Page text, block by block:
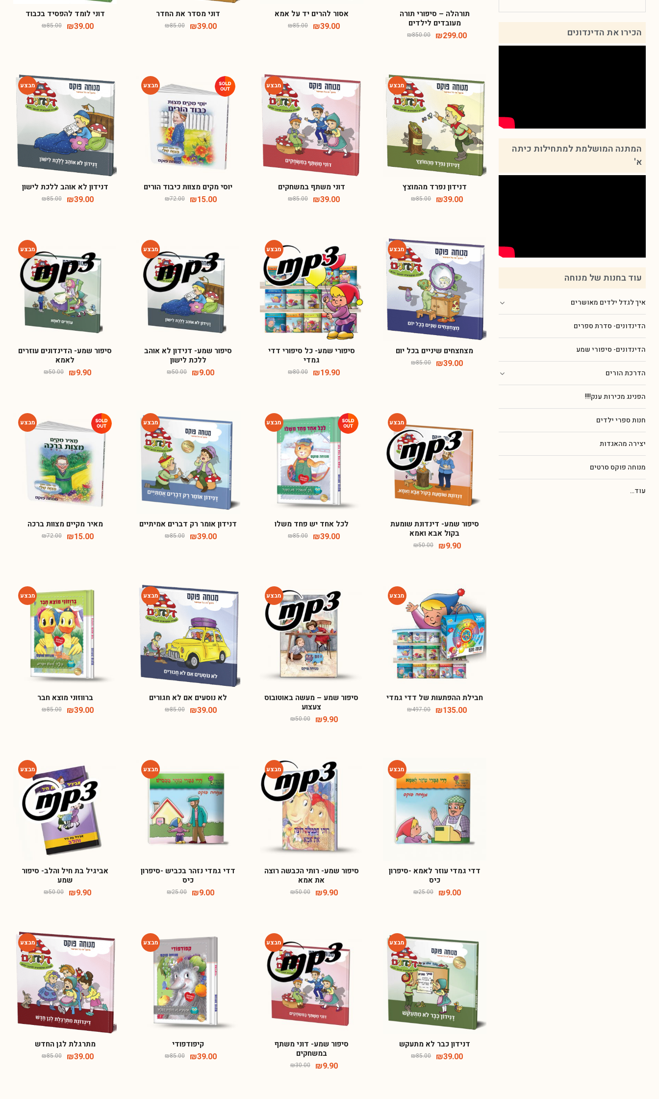
הכירו את הדינדונים
המתנה המושלמת למתחילות כיתה
א'
עוד בחנות של מנוחה
איך לגדל ילדים מאושרים
הדינדונים- סדרת ספרים
הדינדונים- סיפורי שמע
הדרכת הורים
הפנינג מכירות ענק!!!!
חנות ספרי ילדים
יצירה מהאגדות
מנוחה פוקס סרטים
עוד...
תורהלה – סיפורי תורה
מעובדים לילדים
₪850.00 ₪299.00
אסור להרים יד על אמא
₪85.00 ₪39.00
דוני מסדר את החדר
₪85.00 ₪39.00
דוני לומד להפסיד בכבוד
₪85.00 ₪39.00
-54%
דנידון נפרד מהמוצץ
₪85.00 ₪39.00
-54%
דוני משתף במשחקים
₪85.00 ₪39.00
יוסי מקים מצוות כיבוד הורים
₪72.00 ₪15.00
-54%
דנידון לא אוהב ללכת לישון
₪85.00 ₪39.00
-54%
מצחצחים שיניים בכל יום
₪85.00 ₪39.00
-75%
סיפורי שמע- כל סיפורי דדי
גמדי
₪80.00 ₪19.90
-82%
סיפור שמע- דנידון לא אוהב
ללכת לישון
₪50.00 ₪9.00
-80%
סיפור שמע- הדינדונים עוזרים
לאמא
₪50.00 ₪9.90
-80%
סיפור שמע- דינדונת שומעת
בקול אבא ואמא
₪50.00 ₪9.90
-54%
לכל אחד יש פחד משלו
₪85.00 ₪39.00
-54%
דנידון אומר רק דברים אמיתיים
₪85.00 ₪39.00
מאיר מקיים מצוות ברכה
₪72.00 ₪15.00
חבילת ההפתעות של דדי גמדי
₪497.00 ₪135.00
-80%
סיפור שמע – מעשה באוטובוס
צעצוע
₪50.00 ₪9.90
-54%
לא נוסעים אם לא חגורים
₪85.00 ₪39.00
-54%
ברווזוני מוצא חבר
₪85.00 ₪39.00
-64%
דדי גמדי עוזר לאמא -סיפרון
כיס
₪25.00 ₪9.00
-80%
סיפור שמע- רותי הכבשה רוצה
את אמא
₪50.00 ₪9.90
-64%
דדי גמדי נזהר בכביש -סיפרון
כיס
₪25.00 ₪9.00
-80%
אביגיל בת חיל והלב- סיפור
שמע
₪50.00 ₪9.90
-54%
דנידון כבר לא מתעקש
₪85.00 ₪39.00
-67%
סיפור שמע- דוני משתף
במשחקים
₪30.00 ₪9.90
-54%
קיפודפודי
₪85.00 ₪39.00
-54%
מתרגלת לגן החדש
₪85.00 ₪39.00
מזמינה אתכם להצטרף למועדון הלקוחות שלי!
אישור קבלת דיוור ועדכונים באמצעות אימייל או הודעות סמס
הרשמה